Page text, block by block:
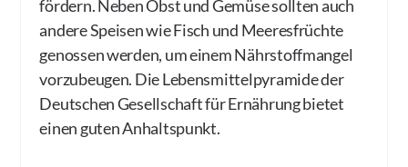
fördern. Neben Obst und Gemüse sollten auch
andere Speisen wie Fisch und Meeresfrüchte
genossen werden, um einem Nährstoffmangel
vorzubeugen. Die Lebensmittelpyramide der
Deutschen Gesellschaft für Ernährung bietet
einen guten Anhaltspunkt.